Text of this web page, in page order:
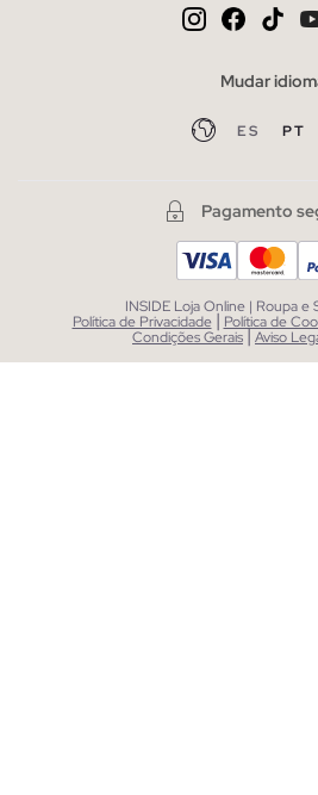
Mudar
ES PT
Pagamento
INSIDE Loja Online | Roupa e
Política de Privacidade | Política de
Condições Gerais|Aviso